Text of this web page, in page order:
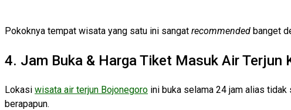
Pokoknya tempat wisata yang satu ini sangat recommended banget
4. Jam Buka & Harga Tiket Masuk Air Terjun
Lokasi wisata air terjun Bojonegoro ini buka selama 24 jam alias
berapapun.